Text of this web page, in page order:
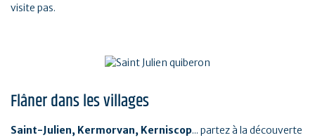
visite pas.
Flâner dans les villages
Saint-Julien, Kermorvan, Kerniscop... partez à la découverte